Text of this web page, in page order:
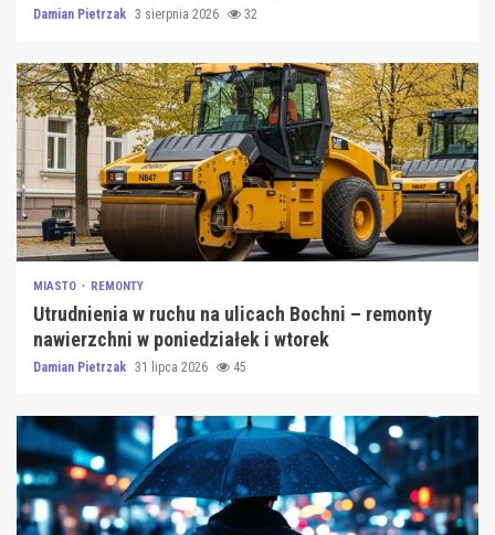
Damian Pietrzak 3 sierpnia 2026 32
MIASTO REMONTY
Utrudnienia w ruchu na ulicach Bochni – remonty
nawierzchni w poniedziałek i wtorek
Damian Pietrzak 31 lipca 2026 45